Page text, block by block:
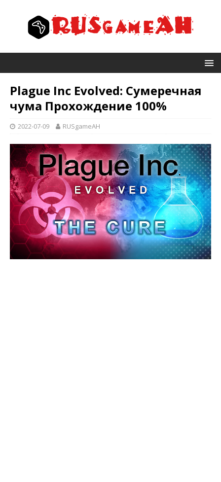
Plague Inc Evolved: Сумеречная
чума Прохождение 100%
2022-07-09 RUSgameAH